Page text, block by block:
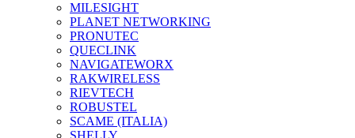
MILESIGHT
PLANET NETWORKING
PRONUTEC
QUECLINK
NAVIGATEWORX
RAKWIRELESS
RIEVTECH
ROBUSTEL
SCAME (ITALIA)
SHELLY